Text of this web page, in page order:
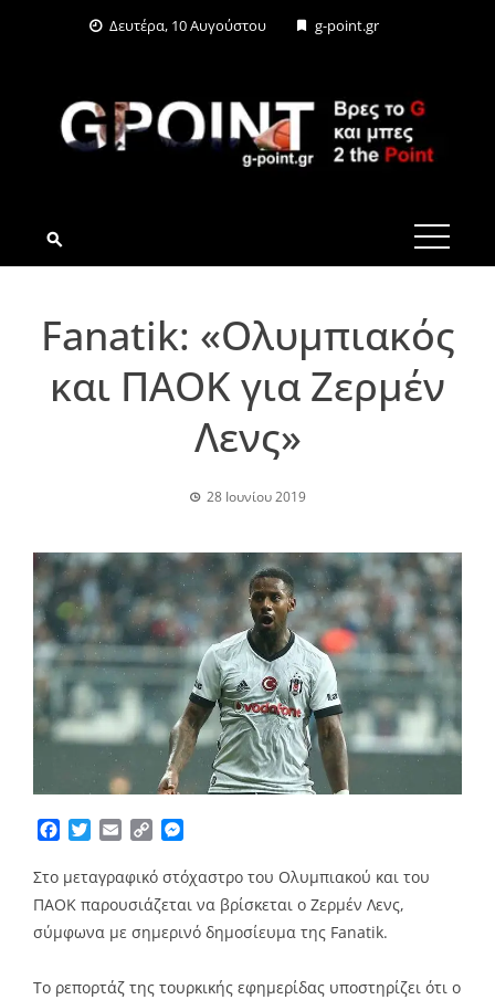
Δευτέρα, 10 Αυγούστου g-point.gr
G-POINT.GR
Fanatik: «Ολυμπιακός
και ΠΑΟΚ για Ζερμέν
Λενς»
28 Ιουνίου 2019
Facebook
TwitterEmailCopy
Στο μεταγραφικό στόχαστρο του Ολυμπιακού και του
ΠΑΟΚ παρουσιάζεται να βρίσκεται ο Ζερμέν Λενς,
σύμφωνα με σημερινό δημοσίευμα της Fanatik.
Το ρεπορτάζ της τουρκικής εφημερίδας υποστηρίζει ότι ο